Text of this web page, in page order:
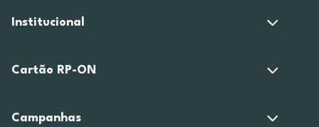
Institucional
Cartão RP-ON
Campanhas